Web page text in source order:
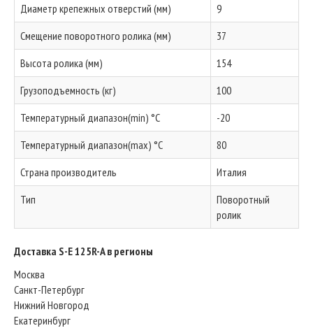
Диаметр крепежных отверстий (мм)
9
Смещение поворотного ролика (мм)
37
Высота ролика (мм)
154
Грузоподъемность (кг)
100
Температурный диапазон(min) °C
-20
Температурный диапазон(max) °C
80
Страна производитель
Италия
Тип
Поворотный
ролик
Доставка S-E 125R-A в регионы
Москва
Санкт-Петербург
Нижний Новгород
Екатеринбург